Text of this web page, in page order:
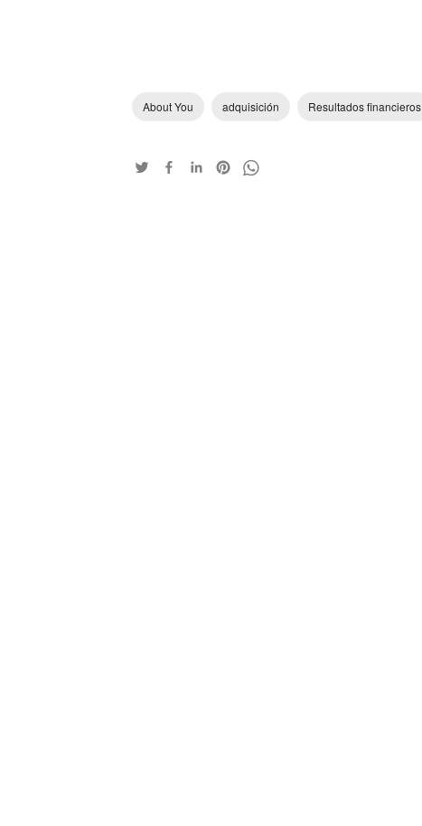
About You adquisición Resultados financieros